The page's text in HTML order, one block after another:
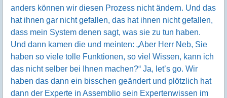
anders können wir diesen Prozess nicht ändern. Und das
hat ihnen gar nicht gefallen, das hat ihnen nicht gefallen,
dass mein System denen sagt, was sie zu tun haben.
Und dann kamen die und meinten: „Aber Herr Neb, Sie
haben so viele tolle Funktionen, so viel Wissen, kann ich
das nicht selber bei Ihnen machen?“ Ja, let’s go. Wir
haben das dann ein bisschen geändert und plötzlich hat
dann der Experte in Assemblio sein Expertenwissen im